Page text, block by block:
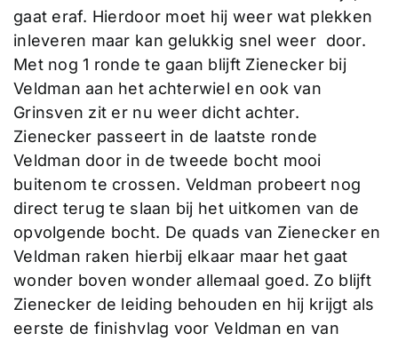
gaat eraf. Hierdoor moet hij weer wat plekken
inleveren maar kan gelukkig snel weer door.
Met nog 1 ronde te gaan blijft Zienecker bij
Veldman aan het achterwiel en ook van
Grinsven zit er nu weer dicht achter.
Zienecker passeert in de laatste ronde
Veldman door in de tweede bocht mooi
buitenom te crossen. Veldman probeert nog
direct terug te slaan bij het uitkomen van de
opvolgende bocht. De quads van Zienecker en
Veldman raken hierbij elkaar maar het gaat
wonder boven wonder allemaal goed. Zo blijft
Zienecker de leiding behouden en hij krijgt als
eerste de finishvlag voor Veldman en van